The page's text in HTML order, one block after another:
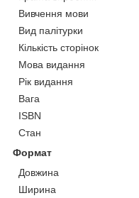
Вивчення мови
Вид палітурки
Кількість сторінок
Мова видання
Рік видання
Вага
ISBN
Стан
Формат
Довжина
Ширина